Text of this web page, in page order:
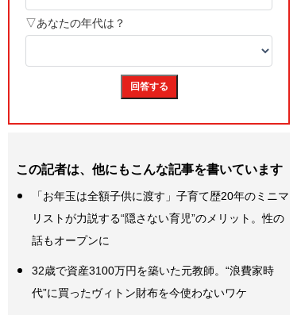
この記者は、他にもこんな記事を書いています
「お年玉は全額子供に渡す」子育て歴20年のミニマ
リストが力説する“隠さない育児”のメリット。性の
話もオープンに
32歳で資産3100万円を築いた元教師。“浪費家時
代”に買ったヴィトン財布を今使わないワケ